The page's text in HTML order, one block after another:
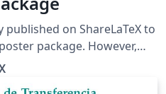
on ShareLaTeX to
package. However,
and was